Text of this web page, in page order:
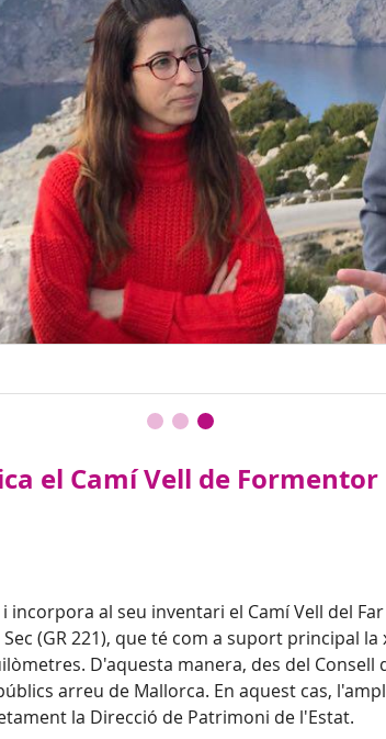
el Camí Vell de Formentor
incorpora al seu inventari el Camí Vell del
(GR 221), que té com a suport principal
D'aquesta manera, des del
arreu de Mallorca. En aquest cas,
la Direcció de Patrimoni de l'Estat.